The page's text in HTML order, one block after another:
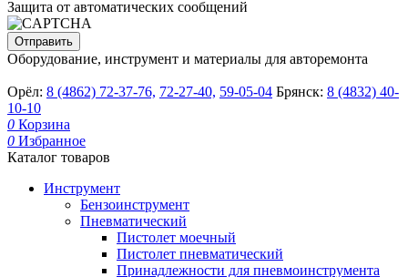
Защита от автоматических сообщений
Оборудование, инструмент и материалы для авторемонта
Орёл: 8 (4862) 72-37-76, 72-27-40, 59-05-04 Брянск: 8 (4832) 40-
10-10
0 Корзина
0 Избранное
Каталог товаров
Инструмент
Бензоинструмент
Пневматический
Пистолет моечный
Пистолет пневматический
Принадлежности для пневмоинструмента